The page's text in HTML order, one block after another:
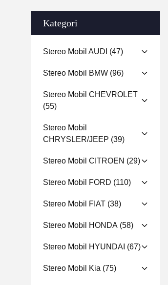
Kategori
Stereo Mobil AUDI (47)
Stereo Mobil BMW (96)
Stereo Mobil CHEVROLET
(55)
Stereo Mobil
CHRYSLER/JEEP (39)
Stereo Mobil CITROEN (29)
Stereo Mobil FORD (110)
Stereo Mobil FIAT (38)
Stereo Mobil HONDA (58)
Stereo Mobil HYUNDAI (67)
Stereo Mobil Kia (75)